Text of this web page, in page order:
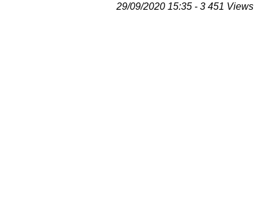
29/09/2020 15:35 - 3 451 Views